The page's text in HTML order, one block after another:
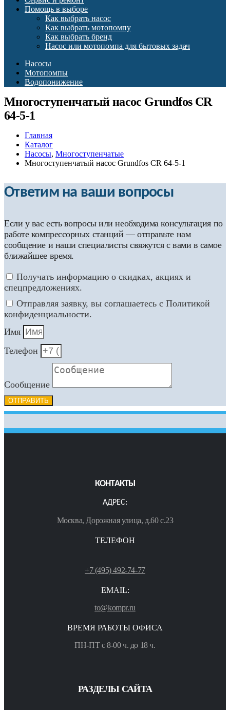
Помощь в выборе
Как выбрать насос
Как выбрать мотопомпу
Как выбрать бренд
Насос или мотопомпа для бытовых задач
Насосы
Мотопомпы
Водопонижение
Многоступенчатый насос Grundfos CR
64-5-1
Главная
Каталог
Насосы, Многоступенчатые
Многоступенчатый насос Grundfos CR 64-5-1
Ответим на ваши вопросы
Если у вас есть вопросы или необходима консультация по
работе компрессорных станций — отправьте нам
сообщение и наши специалисты свяжутся с вами в самое
ближайшее время.
Получать информацию о скидках, акциях и
спецпредложениях.
Отправляя заявку, вы соглашаетесь с Политикой
конфиденциальности.
Имя
Телефон
Сообщение
ОТПРАВИТЬ
КОНТАКТЫ
АДРЕС:
Москва, Дорожная улица, д.60 с.23
ТЕЛЕФОН
+7 (495) 492-74-77
EMAIL:
to@kompr.ru
ВРЕМЯ РАБОТЫ ОФИСА
ПН-ПТ с 8-00 ч. до 18 ч.
РАЗДЕЛЫ САЙТА